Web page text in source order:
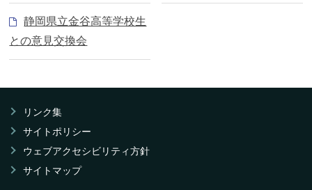
静岡県立金谷高等学校生
との意見交換会
リンク集
サイトポリシー
ウェブアクセシビリティ方針
サイトマップ